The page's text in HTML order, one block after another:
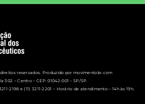
reservados. Produzido por movimentobr.com
302 – Centro – CEP: 01042-001 – SP/SP.
2198 e (11) 3211-2201 – Horário de atendimento – 14h às 19h.